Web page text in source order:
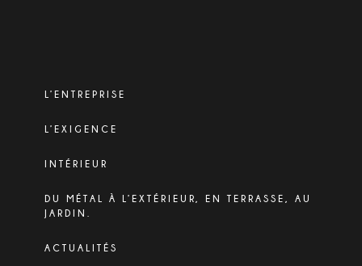
L’ENTREPRISE
L’EXIGENCE
INTÉRIEUR
DU MÉTAL À L’EXTÉRIEUR, EN TERRASSE, AU
JARDIN.
ACTUALITÉS